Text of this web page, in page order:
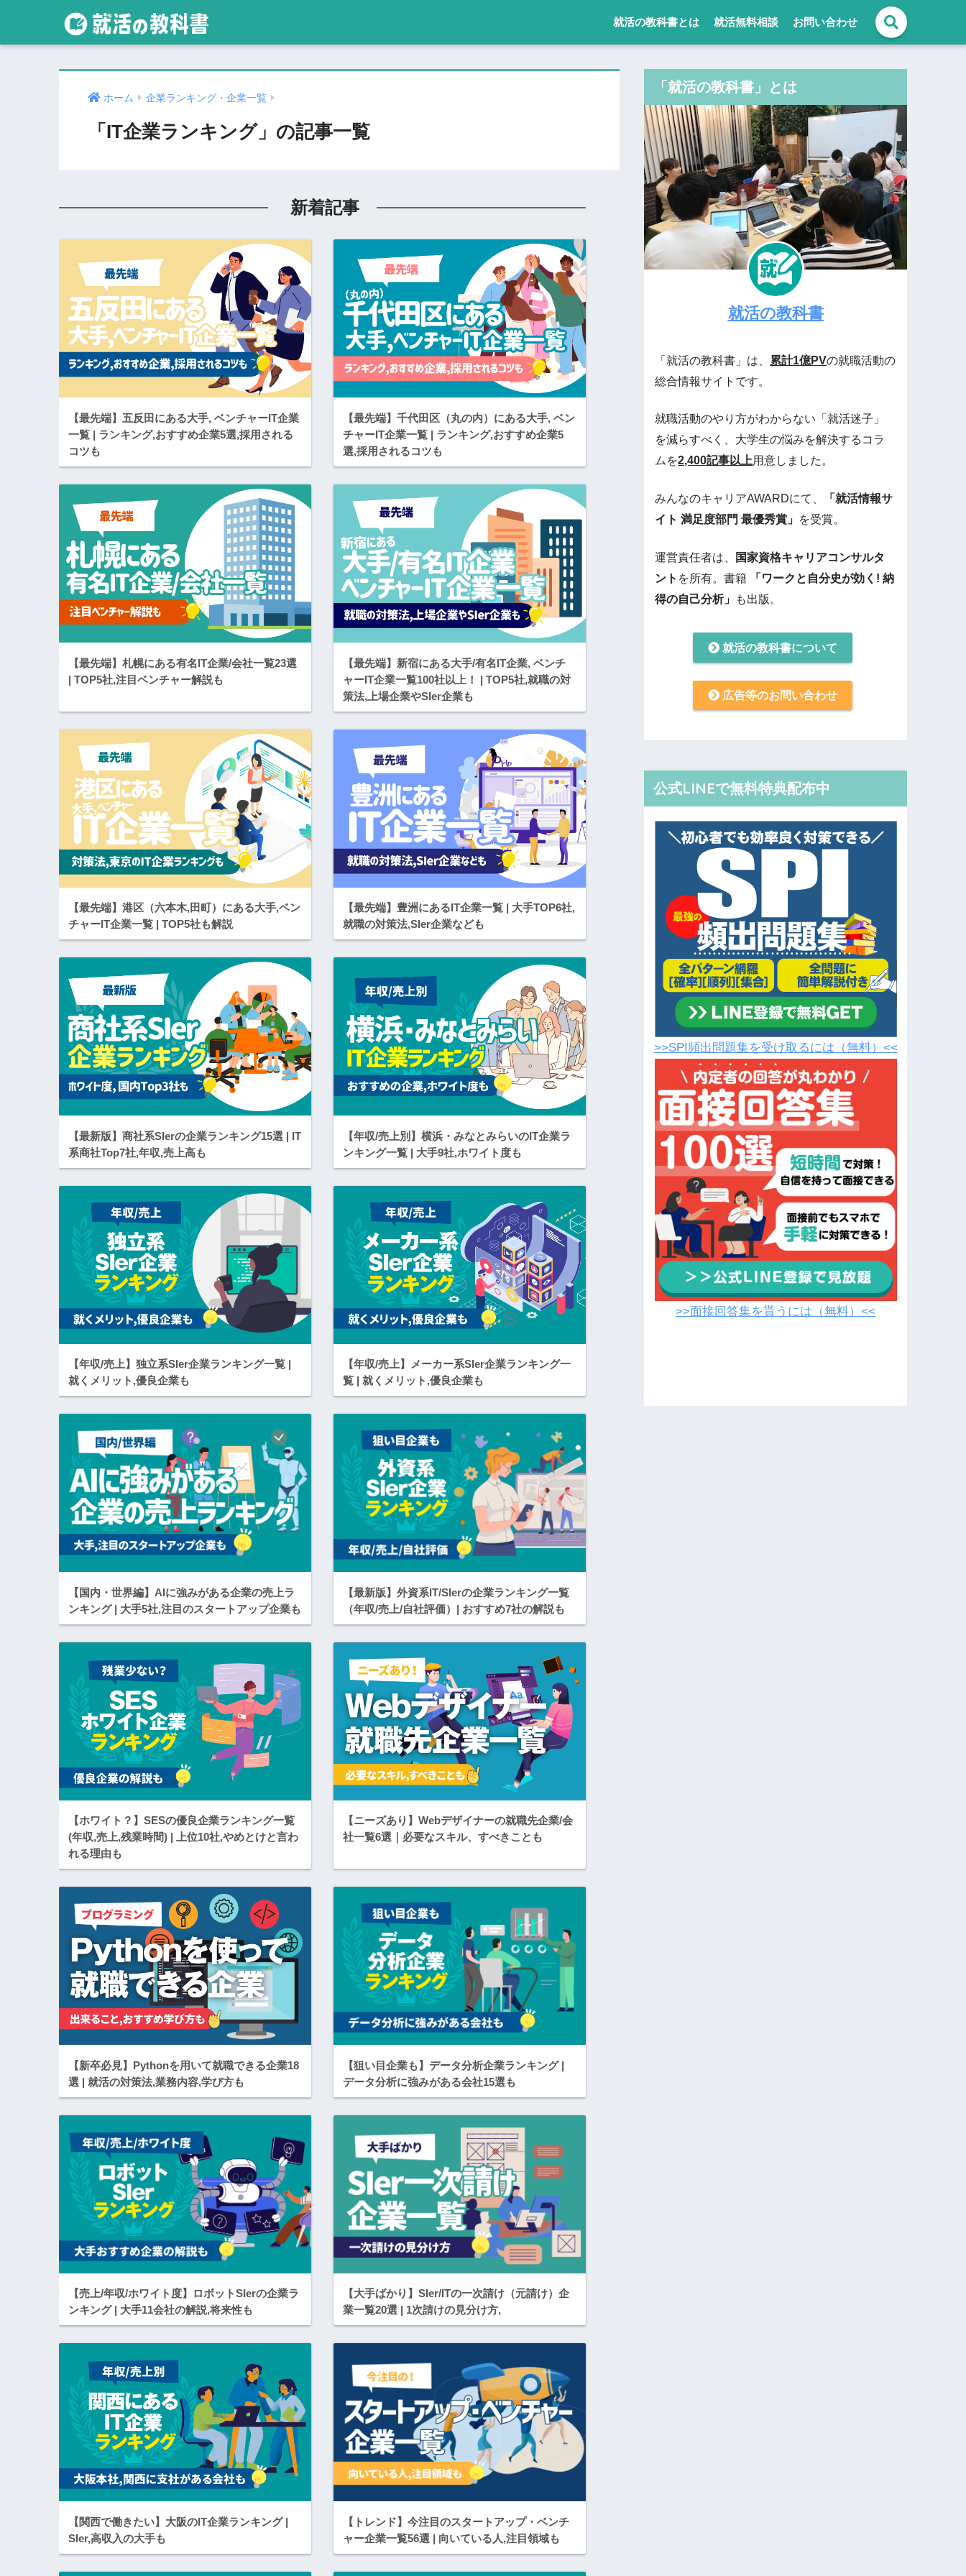
就活の教科書とは 就活無料相談 お問い合わせ
ホーム 企業ランキング・企業一覧
「IT企業ランキング」の記事一覧
新着記事
【最先端】五反田にある大手, ベンチャーIT企業
一覧 | ランキング,おすすめ企業5選,採用される
コツも
【最先端】千代田区（丸の内）にある大手, ベン
チャーIT企業一覧 | ランキング,おすすめ企業5
選,採用されるコツも
【最先端】札幌にある有名IT企業/会社一覧23選
| TOP5社,注目ベンチャー解説も
【最先端】新宿にある大手/有名IT企業, ベンチ
ャーIT企業一覧100社以上！ | TOP5社,就職の対
策法,上場企業やSIer企業も
【最先端】港区（六本木,田町）にある大手,ベン
チャーIT企業一覧 | TOP5社も解説
【最先端】豊洲にあるIT企業一覧 | 大手TOP6社,
就職の対策法,SIer企業なども
【最新版】商社系SIerの企業ランキング15選 | IT
系商社Top7社,年収,売上高も
【年収/売上別】横浜・みなとみらいのIT企業ラ
ンキング一覧 | 大手9社,ホワイト度も
【年収/売上】独立系SIer企業ランキング一覧 |
就くメリット,優良企業も
【年収/売上】メーカー系SIer企業ランキング一
覧 | 就くメリット,優良企業も
【国内・世界編】AIに強みがある企業の売上ラ
ンキング | 大手5社,注目のスタートアップ企業も
【最新版】外資系IT/SIerの企業ランキング一覧
（年収/売上/自社評価）| おすすめ7社の解説も
【ホワイト？】SESの優良企業ランキング一覧
(年収,売上,残業時間) | 上位10社,やめとけと言わ
れる理由も
【ニーズあり】Webデザイナーの就職先企業/会
社一覧6選｜必要なスキル、すべきことも
【新卒必見】Pythonを用いて就職できる企業18
選 | 就活の対策法,業務内容,学び方も
【狙い目企業も】データ分析企業ランキング |
データ分析に強みがある会社15選も
【売上/年収/ホワイト度】ロボットSIerの企業ラ
ンキング | 大手11会社の解説,将来性も
【大手ばかり】SIer/ITの一次請け（元請け）企
業一覧20選 | 1次請けの見分け方,
【関西で働きたい】大阪のIT企業ランキング |
SIer,高収入の大手も
【トレンド】今注目のスタートアップ・ベンチ
ャー企業一覧56選 | 向いている人,注目領域も
「就活の教科書」とは
就活の教科書
「就活の教科書」は、 累計1億PVの就職活動の
総合情報サイトです。
就職活動のやり方がわからない「就活迷子」
を減らすべく、大学生の悩みを解決するコラ
ムを2,400記事以上用意しました。
みんなのキャリアAWARDにて、
「就活情報サ
イト 満足度部門 最優秀賞」 を受賞。
運営責任者は、
国家資格キャリアコンサルタ
ント を所有。書籍 「ワークと自分史が効く! 納
得の自己分析」
も出版。
就活の教科書について
広告等のお問い合わせ
公式LINEで無料特典配布中
>>SPI頻出問題集を受け取るには（無料）<<
>>面接回答集を貰うには（無料）<<